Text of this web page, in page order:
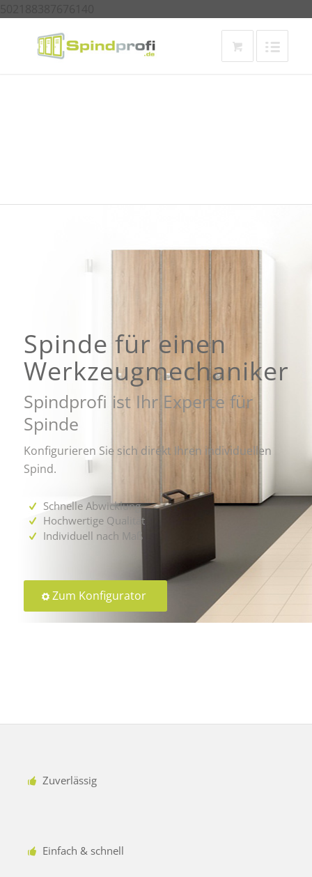
Spinde für einen
Werkzeugmechaniker
Spindprofi ist Ihr Experte für
Spinde
Konfigurieren Sie sich direkt Ihren individuellen
Spind.
Schnelle Abwicklung
Hochwertige Qualität
Individuell nach Maß
Zum Konfigurator
Zuverlässig
Einfach & schnell